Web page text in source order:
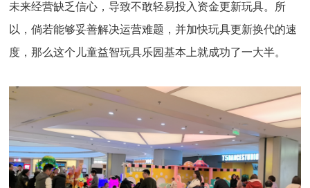
未来经营缺乏信心，导致不敢轻易投入资金更新玩具。所
以，倘若能够妥善解决运营难题，并加快玩具更新换代的速
度，那么这个儿童益智玩具乐园基本上就成功了一大半。